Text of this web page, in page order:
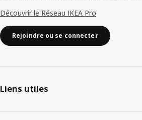
Découvrir le Réseau IKEA Pro
Rejoindre ou se connecter
Liens utiles